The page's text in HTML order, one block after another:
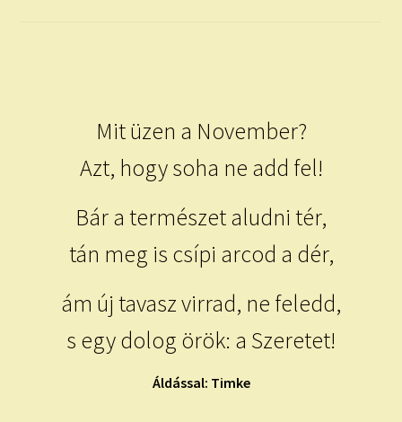
IRATKOZZ FEL A VIDEÓ CSATORNÁNKRA!
TAROT ELEMZÉS MEGRENDELÉSE LIMITÁLT!
Mit üzen a November?
Azt, hogy soha ne add fel!
Bár a természet aludni tér,
tán meg is csípi arcod a dér,
ám új tavasz virrad, ne feledd,
s egy dolog örök: a Szeretet!
Áldással: Timke